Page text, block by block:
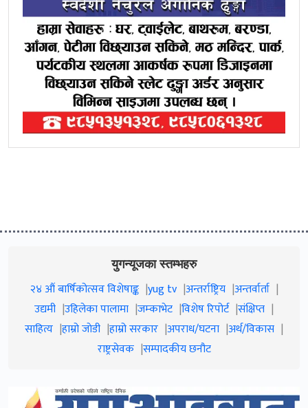
युगन्यूजका स्तम्भहरु
२४ औं बार्षिकोत्सव विशेषाङ्क yug tv अन्तर्राष्ट्रिय अन्तर्वार्ता
उद्यमी उहिलेका पालामा जम्काभेट विशेष रिपोर्ट संक्षिप्त
साहित्य हाम्रो जाेडी हाम्रो सरकार अपराध/घटना अर्थ/विकास
राष्ट्रसेवक सम्पादकीय छनौट